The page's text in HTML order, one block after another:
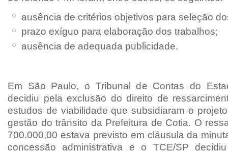
ausência de critérios objetivos para seleção
prazo exíguo para elaboração dos trabalhos;
ausência de adequada publicidade.
Em São Paulo, o Tribunal de Contas do
decidiu pela exclusão do direito de
estudos de viabilidade que subsidiaram o
gestão do trânsito da Prefeitura de Cotia. O
700.000,00 estava previsto em cláusula da
concessão administrativa e o TCE/SP